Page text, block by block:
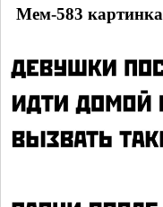
Мем-583 картинка